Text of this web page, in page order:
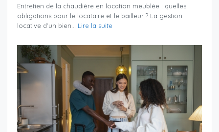
Entretien de la chaudière en location meublée : quelles
obligations pour le locataire et le bailleur ? La gestion
locative d’un bien... Lire la suite